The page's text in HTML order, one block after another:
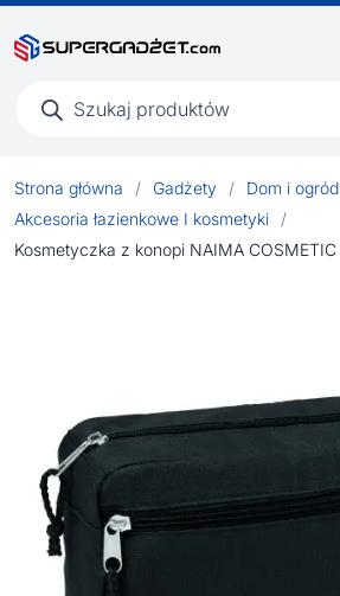
produktów
Strona główna / Gadżety / Dom i ogród
Akcesoria łazienkowe I kosmetyki
/
Kosmetyczka z konopi NAIMA COSMETIC